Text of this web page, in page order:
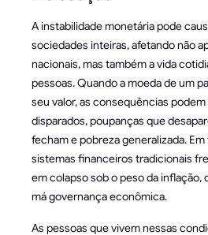
A instabilidade monetária pode
sociedades inteiras, afetando não
nacionais, mas também a vida
pessoas. Quando a moeda de um
seu valor, as consequências
disparados, poupanças que
fecham e pobreza generalizada.
sistemas financeiros tradicionais
em colapso sob o peso da inflação,
má governança econômica.
As pessoas que vivem nessas